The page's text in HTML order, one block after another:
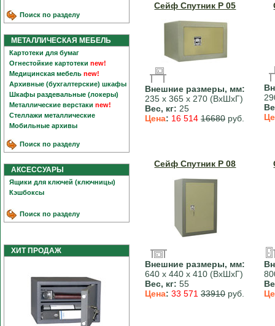
Поиск по разделу
МЕТАЛЛИЧЕСКАЯ МЕБЕЛЬ
Картотеки для бумаг
Огнестойкие картотеки new!
Медицинская мебель new!
Архивные (бухгалтерские) шкафы
Шкафы раздевальные (локеры)
Металлические верстаки new!
Стеллажи металлические
Мобильные архивы
Поиск по разделу
АКСЕССУАРЫ
Ящики для ключей (ключницы)
Кэшбоксы
Поиск по разделу
ХИТ ПРОДАЖ
Сейф Спутник Р 05
Внешние размеры, мм:
235 х 365 х 270 (ВхШхГ)
Вес, кг: 25
Цена: 16 514 16680 руб.
Сейф Спутник Р 08
Внешние размеры, мм:
640 х 440 х 410 (ВхШхГ)
Вес, кг: 55
Цена: 33 571 33910 руб.